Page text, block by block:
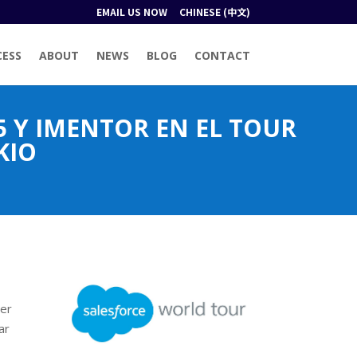
EMAIL US NOW CHINESE (中文)
ABOUT NEWS BLOG CONTACT
Y IMENTOR EN EL TOUR